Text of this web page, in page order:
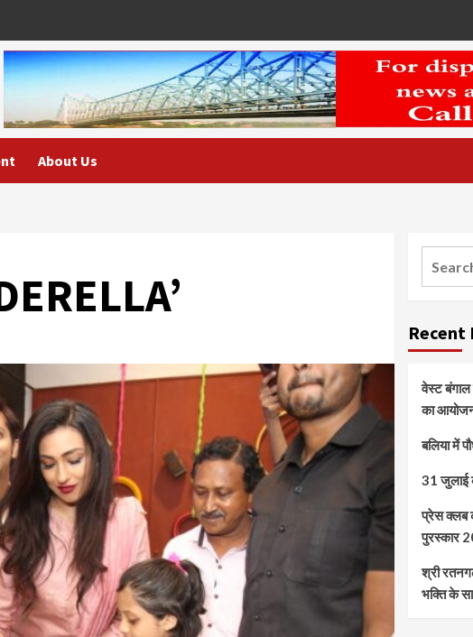
About Us
Recent
वेस्ट
का
बलिया में
31 जुलाई
प्रेस क्लब
पुरस्कार
श्री
भक्ति के